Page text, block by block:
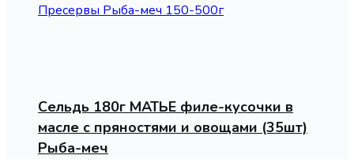
Пресервы Рыба-меч 150-500г
Сельдь 180г МАТЬЕ филе-кусочки в
масле с пряностями и овощами (35шт)
Рыба-меч